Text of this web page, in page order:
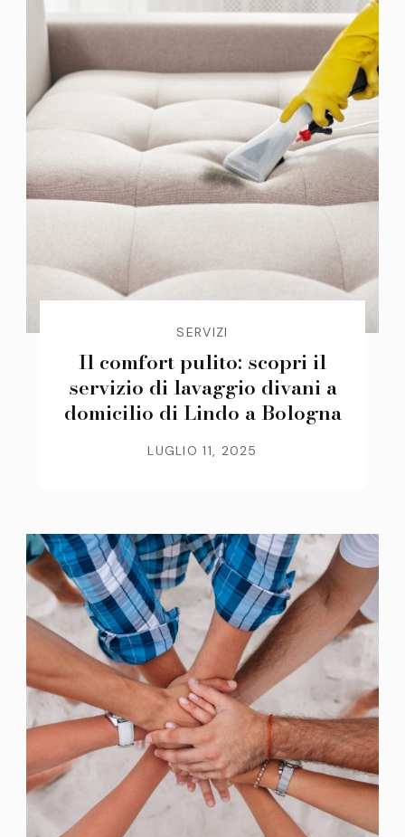
SERVIZI
Il comfort pulito: scopri il
servizio di lavaggio divani a
domicilio di Lindo a Bologna
LUGLIO 11, 2025